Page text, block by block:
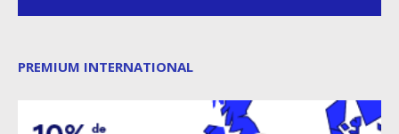
PREMIUM INTERNATIONAL